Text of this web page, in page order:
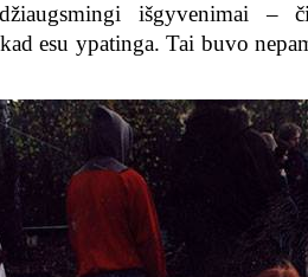
išgyvenimai –
esu ypatinga. Tai buvo